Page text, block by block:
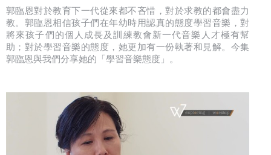
郭臨恩對於教育下一代從來都不吝惜，對於求教的都會盡力
教。郭臨恩相信孩子們在年幼時用認真的態度學習音樂，對
將來孩子們的個人成長及訓練教會新一代音樂人才極有幫
助；對於學習音樂的態度，她更加有一份執著和見解。今集
郭臨恩與我們分享她的「學習音樂態度」。